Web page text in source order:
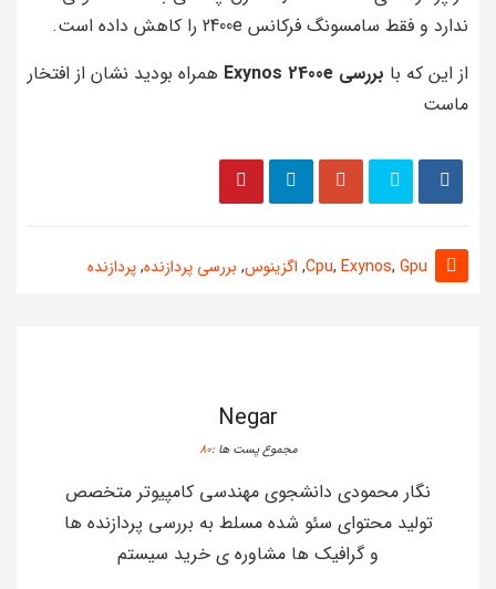
ندارد و فقط سامسونگ فرکانس 2400e را کاهش داده است.
از این که با بررسی Exynos 2400e
همراه بودید نشان از افتخار
ماست
Cpu, Exynos, Gpu
, اگزینوس, بررسی پردازنده,پردازنده
Negar
مجموع پست ها :80
نگار محمودی دانشجوی مهندسی کامپیوتر متخصص
تولید محتوای سئو شده مسلط به بررسی پردازنده ها
و گرافیک ها مشاوره ی خرید سیستم